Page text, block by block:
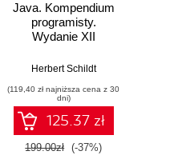
Java. Kompendium
programisty.
Wydanie XII
Herbert Schildt
(119,40 zł najniższa cena z 30
dni)
125.37 zł
199.00zł (-37%)